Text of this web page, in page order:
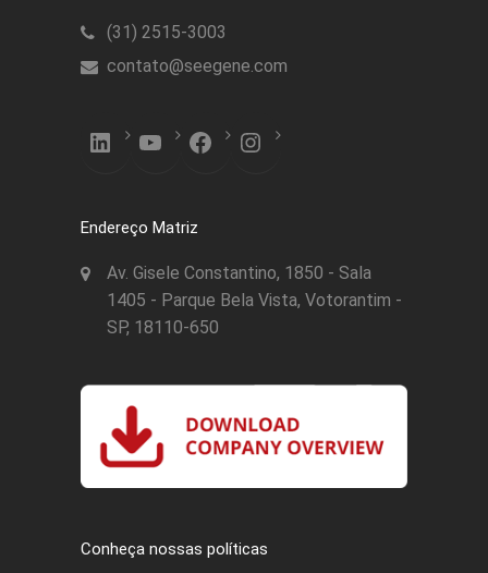
(31) 2515-3003
contato@seegene.com
LinkedInYouTubeFacebookInstagram
Endereço Matriz
Av. Gisele Constantino, 1850 - Sala
1405 - Parque Bela Vista, Votorantim -
SP, 18110-650
Conheça nossas políticas